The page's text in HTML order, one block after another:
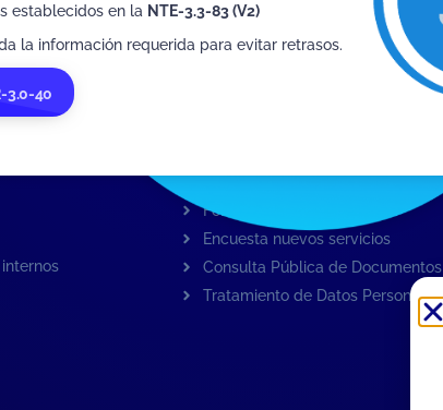
o esquema
Servicios
Quejas sobre un OEC
Formulario de apelación
Encuesta nuevos servicios
Consulta Pública de Documentos
Tratamiento de Datos Personales
establecidos en la NTE-3.3-83 (V2)
la información requerida para evitar retrasos.
3.0-40